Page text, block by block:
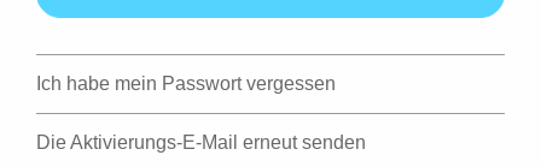
Ich habe mein Passwort vergessen
Die Aktivierungs-E-Mail erneut senden